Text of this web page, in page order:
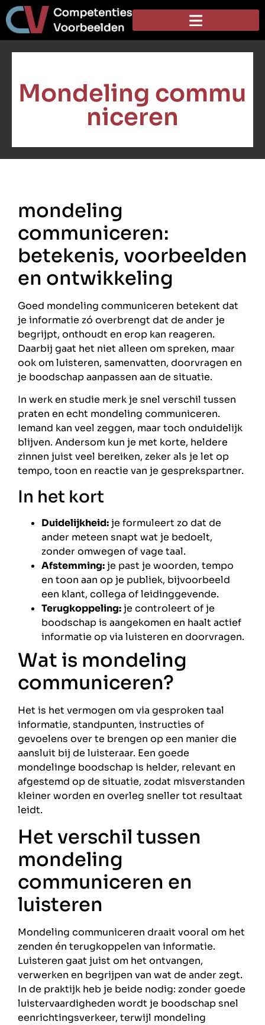
Mondeling commu
niceren
mondeling
communiceren:
betekenis, voorbeelden
en ontwikkeling
Goed mondeling communiceren betekent dat
je informatie zó overbrengt dat de ander je
begrijpt, onthoudt en erop kan reageren.
Daarbij gaat het niet alleen om spreken, maar
ook om luisteren, samenvatten, doorvragen en
je boodschap aanpassen aan de situatie.
In werk en studie merk je snel verschil tussen
praten en echt mondeling communiceren.
Iemand kan veel zeggen, maar toch onduidelijk
blijven. Andersom kun je met korte, heldere
zinnen juist veel bereiken, zeker als je let op
tempo, toon en reactie van je gesprekspartner.
In het kort
Duidelijkheid:je formuleert zo dat de
ander meteen snapt wat je bedoelt,
zonder omwegen of vage taal.
Afstemming:je past je woorden, tempo
en toon aan op je publiek, bijvoorbeeld
een klant, collega of leidinggevende.
Terugkoppeling:je controleert of je
boodschap is aangekomen en haalt actief
informatie op via luisteren en doorvragen.
Wat is mondeling
communiceren?
Het is het vermogen om via gesproken taal
informatie, standpunten, instructies of
gevoelens over te brengen op een manier die
aansluit bij de luisteraar. Een goede
mondelinge boodschap is helder, relevant en
afgestemd op de situatie, zodat misverstanden
kleiner worden en overleg sneller tot resultaat
leidt.
Het verschil tussen
mondeling
communiceren en
luisteren
Mondeling communiceren draait vooral om het
zenden én terugkoppelen van informatie.
Luisteren gaat juist om het ontvangen,
verwerken en begrijpen van wat de ander zegt.
In de praktijk heb je beide nodig: zonder goede
luistervaardigheden wordt je boodschap snel
eenrichtingsverkeer, terwijl mondeling